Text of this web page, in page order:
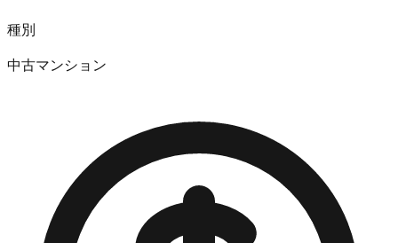
種別
中古マンション